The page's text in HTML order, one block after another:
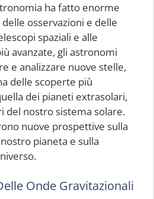
ha fatto enorme
osservazioni e delle
spaziali e alle
avanzate, gli astronomi
e analizzare nuove stelle,
delle scoperte più
dei pianeti extrasolari,
del nostro sistema solare.
nuove prospettive sulla
pianeta e sulla
Onde Gravitazionali